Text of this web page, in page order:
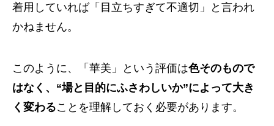
着用していれば「目立ちすぎて不適切」と言われ
かねません。
このように、「華美」という評価は色そのもので
はなく、“場と目的にふさわしいか”によって大き
く変わることを理解しておく必要があります。